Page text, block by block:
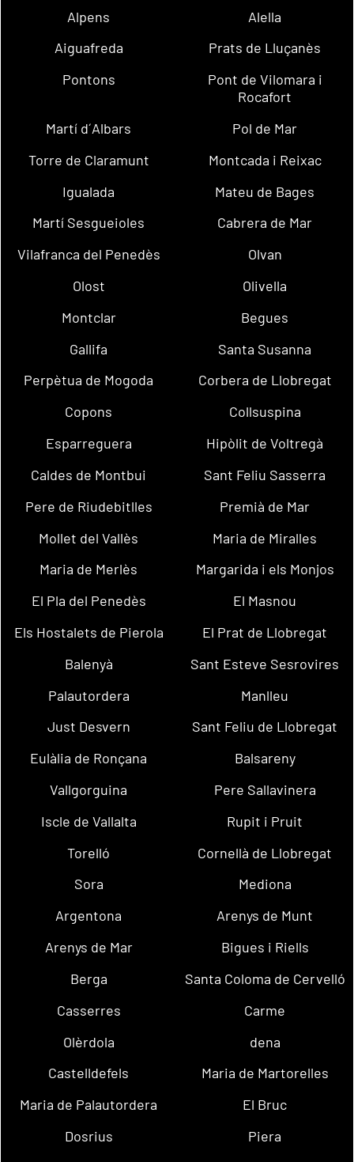
Alpens
Alella
Aiguafreda
Prats de Lluçanès
Pontons
Pont de Vilomara i
Rocafort
Martí d´Albars
Pol de Mar
Torre de Claramunt
Montcada i Reixac
Igualada
Mateu de Bages
Martí Sesgueioles
Cabrera de Mar
Vilafranca del Penedès
Olvan
Olost
Olivella
Montclar
Begues
Gallifa
Santa Susanna
Perpètua de Mogoda
Corbera de Llobregat
Copons
Collsuspina
Esparreguera
Hipòlit de Voltregà
Caldes de Montbui
Sant Feliu Sasserra
Pere de Riudebitlles
Premià de Mar
Mollet del Vallès
Maria de Miralles
Maria de Merlès
Margarida i els Monjos
El Pla del Penedès
El Masnou
Els Hostalets de Pierola
El Prat de Llobregat
Balenyà
Sant Esteve Sesrovires
Palautordera
Manlleu
Just Desvern
Sant Feliu de Llobregat
Eulàlia de Ronçana
Balsareny
Vallgorguina
Pere Sallavinera
Iscle de Vallalta
Rupit i Pruit
Torelló
Cornellà de Llobregat
Sora
Mediona
Argentona
Arenys de Munt
Arenys de Mar
Bigues i Riells
Berga
Santa Coloma de Cervelló
Casserres
Carme
Olèrdola
dena
Castelldefels
Maria de Martorelles
Maria de Palautordera
El Bruc
Dosrius
Piera